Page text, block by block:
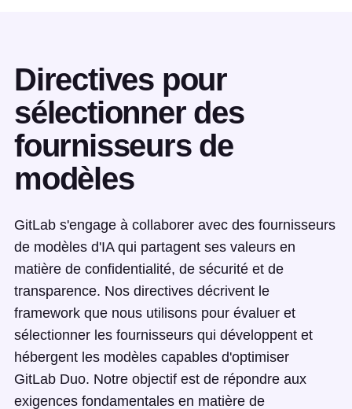
Directives pour
sélectionner des
fournisseurs de
modèles
GitLab s'engage à collaborer avec des fournisseurs
de modèles d'IA qui partagent ses valeurs en
matière de confidentialité, de sécurité et de
transparence. Nos directives décrivent le
framework que nous utilisons pour évaluer et
sélectionner les fournisseurs qui développent et
hébergent les modèles capables d'optimiser
GitLab Duo. Notre objectif est de répondre aux
exigences fondamentales en matière de